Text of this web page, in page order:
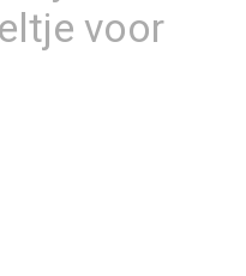
voor